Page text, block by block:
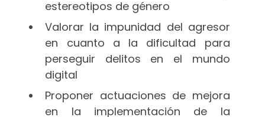
estereotipos de género
Valorar la impunidad del agresor
en cuanto a la dificultad para
perseguir delitos en el mundo
digital
Proponer actuaciones de mejora
en la implementación de la